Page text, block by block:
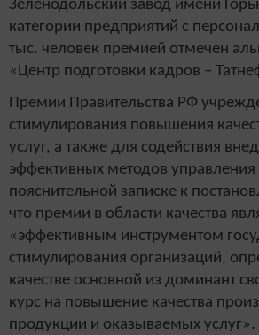
Зеленодольский завод имени
категории предприятий с
тыс. человек премией отмечен
«Центр подготовки кадров –
Премии Правительства РФ
стимулирования повышения
услуг, а также для содействия
эффективных методов управления
пояснительной записке к
что премии в области качества
«эффективным инструментом
стимулирования организаций,
качестве основной из доминант
курс на повышение качества
продукции и оказываемых услуг».